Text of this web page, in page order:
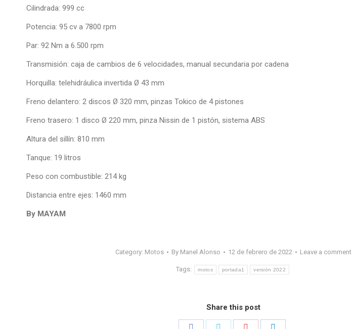
Cilindrada: 999 cc
Potencia: 95 cv a 7800 rpm
Par: 92 Nm a 6.500 rpm
Transmisión: caja de cambios de 6 velocidades, manual secundaria por cadena
Horquilla: telehidráulica invertida Ø 43 mm
Freno delantero: 2 discos Ø 320 mm, pinzas Tokico de 4 pistones
Freno trasero: 1 disco Ø 220 mm, pinza Nissin de 1 pistón, sistema ABS
Altura del sillín: 810 mm
Tanque: 19 litros
Peso con combustible: 214 kg
Distancia entre ejes: 1460 mm
By MAYAM
Category: Motos By Manel Alonso 12 de febrero de 2022 Leave a comment
Tags: motos portada1 versión 2022
Share this post